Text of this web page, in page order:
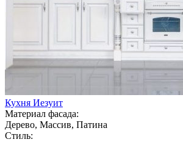
Кухня Иезуит
Материал фасада:
Дерево, Массив, Патина
Стиль: